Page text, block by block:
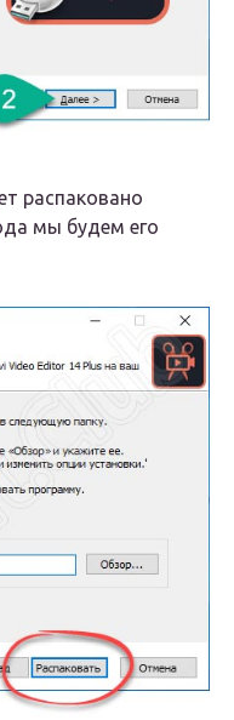
распаковано
мы будем его